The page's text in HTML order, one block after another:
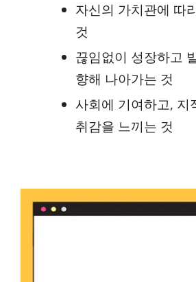
자신의 가치관에 따
것
끊임없이 성장하고
향해 나아가는 것
사회에 기여하고, 지
취감을 느끼는 것